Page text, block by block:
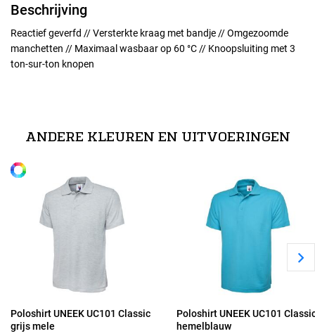
Beschrijving
Reactief geverfd // Versterkte kraag met bandje // Omgezoomde
manchetten // Maximaal wasbaar op 60 °C // Knoopsluiting met 3
ton-sur-ton knopen
2XL
ANDERE KLEUREN EN UITVOERINGEN
Poloshirt UNEEK UC101 Classic
grijs mele
Poloshirt UNEEK UC101
hemelblauw